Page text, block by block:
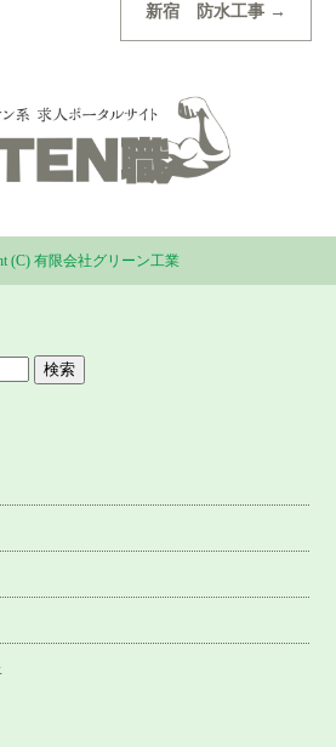
新宿 防水工事 →
(C) 有限会社グリーン工業